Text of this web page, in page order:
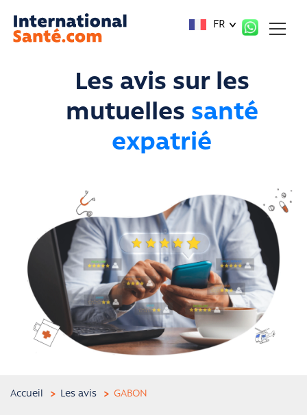
FR
Les avis sur les
mutuelles santé
expatrié
Accueil Les avis GABON